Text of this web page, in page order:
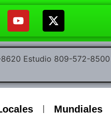
Estudio 809-572-
Mundiales